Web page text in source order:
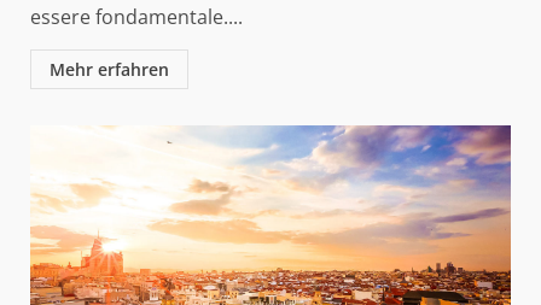
essere fondamentale....
Mehr erfahren